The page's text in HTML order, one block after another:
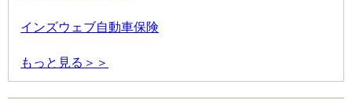
インズウェブ自動車保険
もっと見る＞＞